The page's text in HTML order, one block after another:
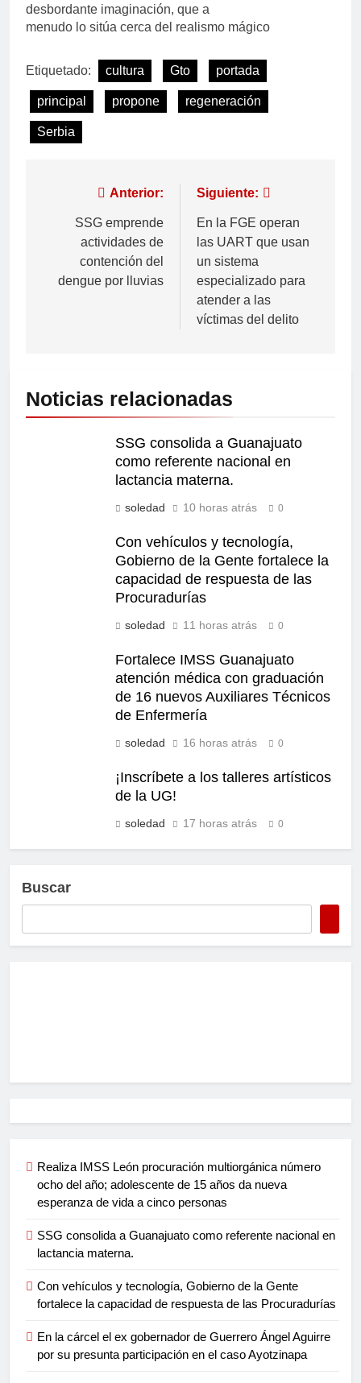
desbordante imaginación, que a
menudo lo sitúa cerca del realismo mágico
Etiquetado: cultura Gto portada
principal propone regeneración
Serbia
Anterior:
SSG emprende
actividades de
contención del
dengue por lluvias
Siguiente:
En la FGE operan
las UART que usan
un sistema
especializado para
atender a las
víctimas del delito
Noticias relacionadas
SSG consolida a Guanajuato
como referente nacional en
lactancia materna.
soledad 10 horas atrás 0
Con vehículos y tecnología,
Gobierno de la Gente fortalece la
capacidad de respuesta de las
Procuradurías
soledad 11 horas atrás 0
Fortalece IMSS Guanajuato
atención médica con graduación
de 16 nuevos Auxiliares Técnicos
de Enfermería
soledad 16 horas atrás 0
¡Inscríbete a los talleres artísticos
de la UG!
soledad 17 horas atrás 0
Buscar
Realiza IMSS León procuración multiorgánica número
ocho del año; adolescente de 15 años da nueva
esperanza de vida a cinco personas
SSG consolida a Guanajuato como referente nacional en
lactancia materna.
Con vehículos y tecnología, Gobierno de la Gente
fortalece la capacidad de respuesta de las Procuradurías
En la cárcel el ex gobernador de Guerrero Ángel Aguirre
por su presunta participación en el caso Ayotzinapa